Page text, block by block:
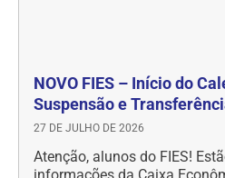
NOVO FIES – Início do
Suspensão e
27 DE JULHO DE 2026
Atenção, alunos do FIES!
informações da Caixa